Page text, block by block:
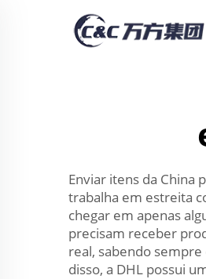
Enviar itens da China
trabalha em estreita
chegar em apenas
precisam receber
real, sabendo
disso, a DHL possui